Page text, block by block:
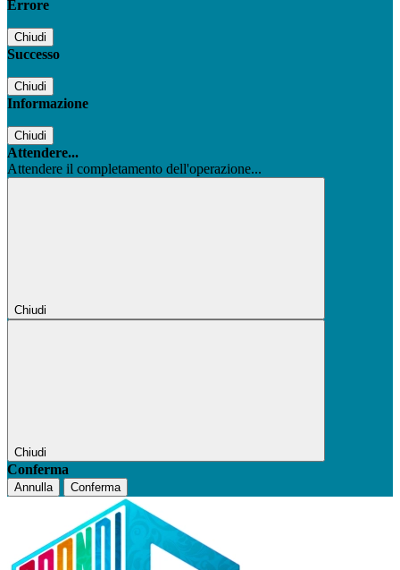
Errore
Chiudi
Successo
Chiudi
Informazione
Chiudi
Attendere...
Attendere il completamento dell'operazione...
Chiudi
Chiudi
Conferma
Annulla Conferma